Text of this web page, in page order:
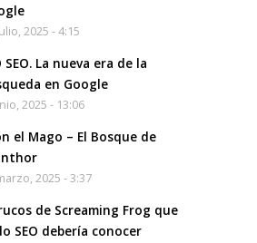
2025 - 4:15
SEO. La nueva era de la
en Google
2025 - 13:06
el Mago – El Bosque de
2025 - 3:37
de Screaming Frog que
SEO debería conocer